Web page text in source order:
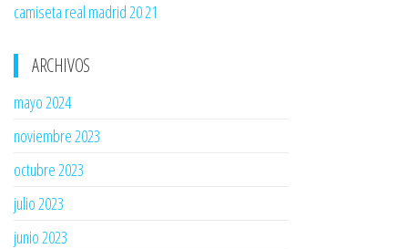
camiseta real madrid 20 21
ARCHIVOS
mayo 2024
noviembre 2023
octubre 2023
julio 2023
junio 2023